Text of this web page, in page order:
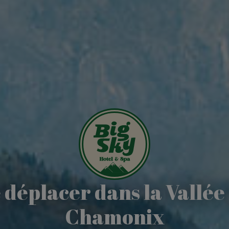
déplacer dans la Vallée
Chamonix